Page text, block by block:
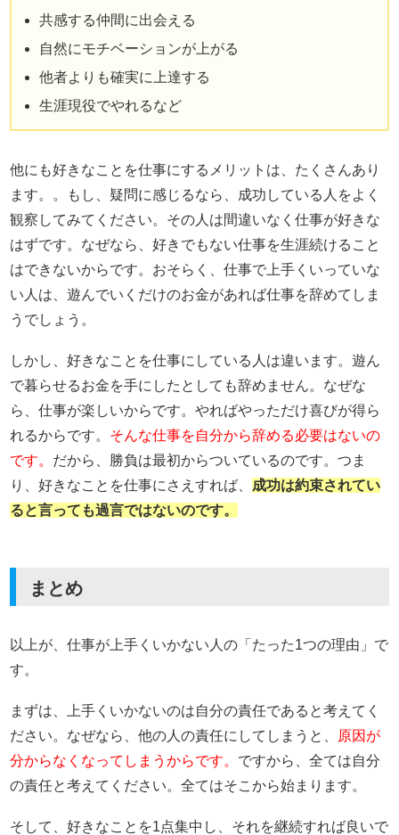
共感する仲間に出会える
自然にモチベーションが上がる
他者よりも確実に上達する
生涯現役でやれるなど
他にも好きなことを仕事にするメリットは、たくさんあり
ます。。もし、疑問に感じるなら、成功している人をよく
観察してみてください。その人は間違いなく仕事が好きな
はずです。なぜなら、好きでもない仕事を生涯続けること
はできないからです。おそらく、仕事で上手くいっていな
い人は、遊んでいくだけのお金があれば仕事を辞めてしま
うでしょう。
しかし、好きなことを仕事にしている人は違います。遊ん
で暮らせるお金を手にしたとしても辞めません。なぜな
ら、仕事が楽しいからです。やればやっただけ喜びが得ら
れるからです。 そんな仕事を自分から辞める必要はないの
です。 だから、勝負は最初からついているのです。つま
り、好きなことを仕事にさえすれば、 成功は約束されてい
ると言っても過言ではないのです。
まとめ
以上が、仕事が上手くいかない人の「たった1つの理由」で
す。
まずは、上手くいかないのは自分の責任であると考えてく
ださい。なぜなら、他の人の責任にしてしまうと、
原因が
分からなくなってしまうからです。 ですから、全ては自分
の責任と考えてください。全てはそこから始まります。
そして、好きなことを1点集中し、それを継続すれば良いで